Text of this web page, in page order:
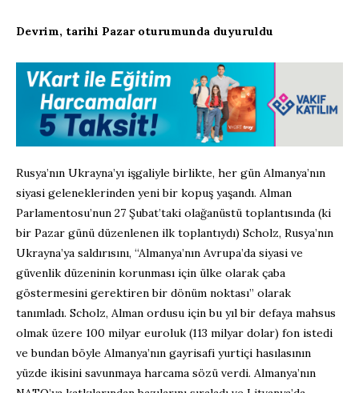
Devrim, tarihi Pazar oturumunda duyuruldu
Rusya’nın Ukrayna’yı işgaliyle birlikte, her gün Almanya’nın
siyasi geleneklerinden yeni bir kopuş yaşandı. Alman
Parlamentosu’nun 27 Şubat’taki olağanüstü toplantısında (ki
bir Pazar günü düzenlenen ilk toplantıydı) Scholz, Rusya’nın
Ukrayna’ya saldırısını, “Almanya’nın Avrupa’da siyasi ve
güvenlik düzeninin korunması için ülke olarak çaba
göstermesini gerektiren bir dönüm noktası” olarak
tanımladı. Scholz, Alman ordusu için bu yıl bir defaya mahsus
olmak üzere 100 milyar euroluk (113 milyar dolar) fon istedi
ve bundan böyle Almanya’nın gayrisafi yurtiçi hasılasının
yüzde ikisini savunmaya harcama sözü verdi. Almanya’nın